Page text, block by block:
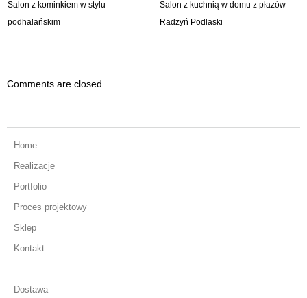
Salon z kominkiem w stylu
podhalańskim
Salon z kuchnią w domu z płazów
Radzyń Podlaski
Comments are closed.
Home
Realizacje
Portfolio
Proces projektowy
Sklep
Kontakt
Dostawa